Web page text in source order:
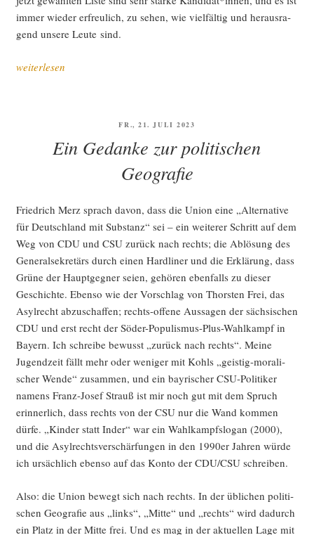
immer wie­der erfreu­lich, zu sehen, wie viel­fäl­tig und her­aus­ra­
gend unse­re Leu­te sind.
„Nach
weiterlesen
VERÖFFENTLICHT
FR., 21. JULI 2023
Ein Gedanke zur politischen
Geografie
Fried­rich Merz sprach davon, dass die Uni­on eine „Alter­na­ti­ve
für Deutsch­land mit Sub­stanz“ sei – ein wei­te­rer Schritt auf dem
Weg von CDU und CSU zurück nach rechts; die Ablö­sung des
Gene­ral­se­kre­tärs durch einen Hard­li­ner und die Erklä­rung, dass
Grü­ne der Haupt­geg­ner sei­en, gehö­ren eben­falls zu die­ser
Geschich­te. Eben­so wie der Vor­schlag von Thors­ten Frei, das
Asyl­recht abzu­schaf­fen; rechts-offe­ne Aus­sa­gen der säch­si­schen
CDU und erst recht der Söder-Popu­lis­mus-Plus-Wahl­kampf in
Bay­ern. Ich schrei­be bewusst „zurück nach rechts“. Mei­ne
Jugend­zeit fällt mehr oder weni­ger mit Kohls „geis­tig-mora­li­
scher Wen­de“ zusam­men, und ein bay­ri­scher CSU-Poli­ti­ker
namens Franz-Josef Strauß ist mir noch gut mit dem Spruch
erin­ner­lich, dass rechts von der CSU nur die Wand kom­men
dür­fe. „Kin­der statt Inder“ war ein Wahl­kampf­slo­gan (2000),
und die Asyl­rechts­ver­schär­fun­gen in den 1990er Jah­ren wür­de
ich ursäch­lich eben­so auf das Kon­to der CDU/CSU schreiben.
Also: die Uni­on bewegt sich nach rechts. In der übli­chen poli­ti­
schen Geo­gra­fie aus „links“, „Mit­te“ und „rechts“ wird dadurch
ein Platz in der Mit­te frei. Und es mag in der aktu­el­len Lage mit